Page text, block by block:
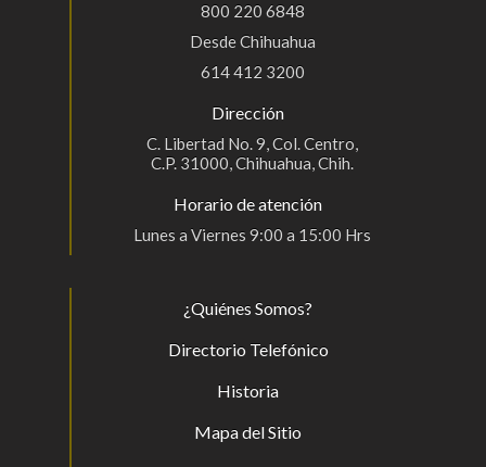
800 220 6848
Desde Chihuahua
614 412 3200
Dirección
C. Libertad No. 9, Col. Centro,
C.P. 31000, Chihuahua, Chih.
Horario de atención
Lunes a Viernes 9:00 a 15:00 Hrs
¿Quiénes Somos?
Directorio Telefónico
Historia
Mapa del Sitio